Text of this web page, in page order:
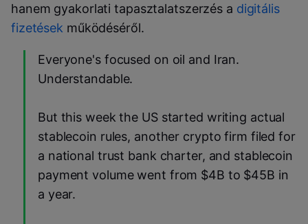
hanem gyakorlati tapasztalatszerzés a digitális
fizetések működéséről.
Everyone's focused on oil and Iran.
Understandable.
But this week the US started writing actual
stablecoin rules, another crypto firm filed for
a national trust bank charter, and stablecoin
payment volume went from $4B to $45B in
a year.